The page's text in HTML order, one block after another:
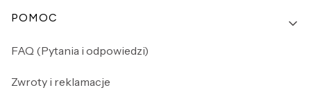
POMOC
FAQ (Pytania i odpowiedzi)
Zwroty i reklamacje